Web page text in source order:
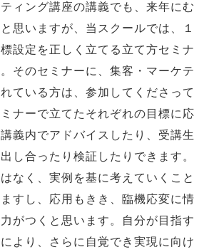
ィング講座の講義でも、来年にむ
思いますが、当スクールでは、１
設定を正しく立てる立て方セミナ
そのセミナーに、集客・マーケテ
ている方は、参加してくださって
ナーで立てたそれぞれの目標に応
義内でアドバイスしたり、受講生
し合ったり検証したりできます。
なく、実例を基に考えていくこと
すし、応用もきき、臨機応変に情
がつくと思います。自分が目指す
より、さらに自覚でき実現に向け